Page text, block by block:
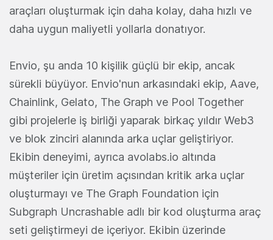
araçları oluşturmak için daha kolay, daha hızlı ve
daha uygun maliyetli yollarla donatıyor.
Envio, şu anda 10 kişilik güçlü bir ekip, ancak
sürekli büyüyor. Envio'nun arkasındaki ekip, Aave,
Chainlink, Gelato, The Graph ve Pool Together
gibi projelerle iş birliği yaparak birkaç yıldır Web3
ve blok zinciri alanında arka uçlar geliştiriyor.
Ekibin deneyimi, ayrıca avolabs.io altında
müşteriler için üretim açısından kritik arka uçlar
oluşturmayı ve The Graph Foundation için
Subgraph Uncrashable adlı bir kod oluşturma araç
seti geliştirmeyi de içeriyor. Ekibin üzerinde